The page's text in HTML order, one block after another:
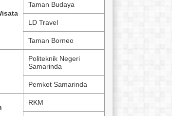
Taman Budaya
LD Travel
Taman Borneo
Politeknik Negeri
Samarinda
Pemkot Samarinda
RKM